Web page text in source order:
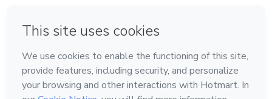
Feito com ❤ na Cidade do México